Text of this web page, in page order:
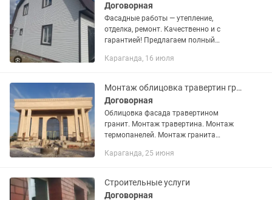
Договорная
Фасадные работы — утепление,
отделка, ремонт. Качественно и с
гарантией! Предлагаем полный
домов, дач, магазинов, офисов и
Караганда, 16 июля
Монтаж облицовка травертин гранит. Монтаж термопанелей. Фасадные работы
Договорная
Облицовка фасада травертином
гранит. Монтаж травертина. Монтаж
термопанелей. Монтаж гранита
Караганда, 25 июня
Строительные услуги
Договорная